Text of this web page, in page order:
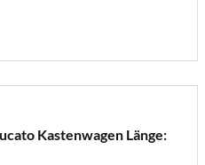
Kastenwagen Länge: